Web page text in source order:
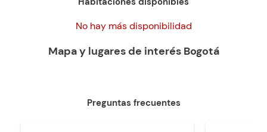
No hay más disponibilidad
Mapa y lugares de interés Bogotá
Preguntas frecuentes